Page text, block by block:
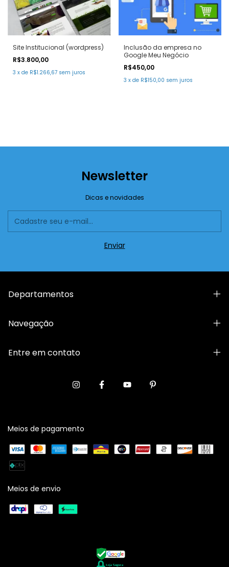
Site Institucional (wordpress)
R$3.800,00
3 x de R$1.266,67 sem juros
Inclusão da empresa no
Google Meu Negócio
R$450,00
3 x de R$150,00 sem juros
Newsletter
Dicas e novidades
Departamentos
Navegação
Entre em contato
Meios de pagamento
Meios de envio